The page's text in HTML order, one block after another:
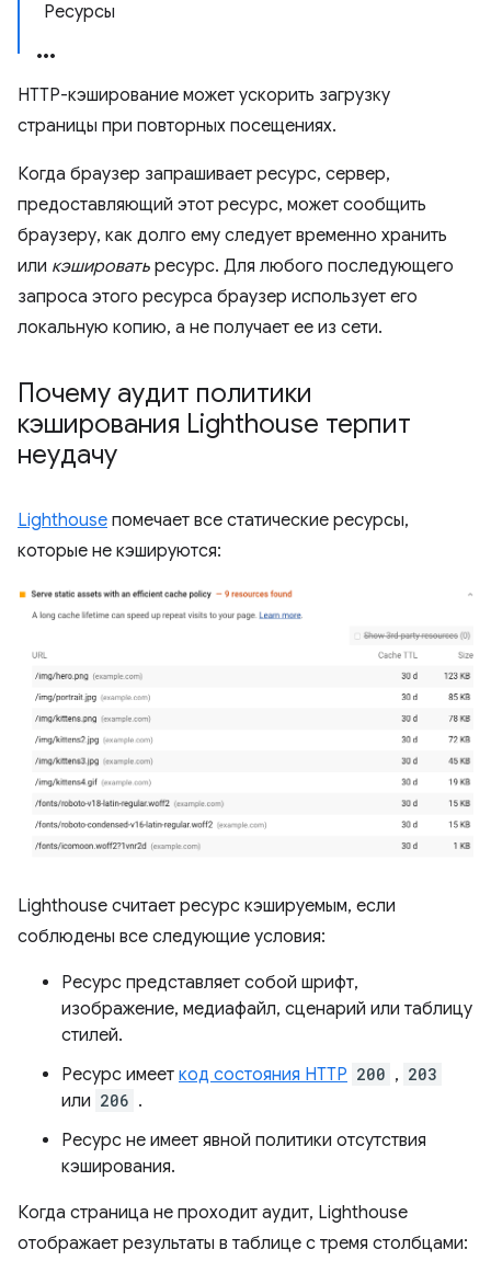
Ресурсы
HTTP-кэширование может ускорить загрузку
страницы при повторных посещениях.
Когда браузер запрашивает ресурс, сервер,
предоставляющий этот ресурс, может сообщить
браузеру, как долго ему следует временно хранить
или кэшировать ресурс. Для любого последующего
запроса этого ресурса браузер использует его
локальную копию, а не получает ее из сети.
Почему аудит политики
кэширования Lighthouse терпит
неудачу
Lighthouse помечает все статические ресурсы,
которые не кэшируются:
Lighthouse считает ресурс кэшируемым, если
соблюдены все следующие условия:
Ресурс представляет собой шрифт,
изображение, медиафайл, сценарий или таблицу
стилей.
Ресурс имеет код состояния HTTP 200 , 203
или 206 .
Ресурс не имеет явной политики отсутствия
кэширования.
Когда страница не проходит аудит, Lighthouse
отображает результаты в таблице с тремя столбцами: